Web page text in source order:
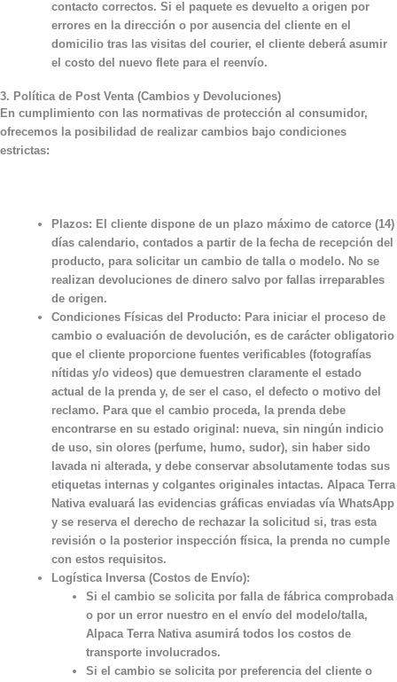
contacto correctos. Si el paquete es devuelto a origen por
errores en la dirección o por ausencia del cliente en el
domicilio tras las visitas del courier, el cliente deberá asumir
el costo del nuevo flete para el reenvío.
3. Política de Post Venta (Cambios y Devoluciones)
En cumplimiento con las normativas de protección al consumidor,
ofrecemos la posibilidad de realizar cambios bajo condiciones
estrictas:
Plazos: El cliente dispone de un plazo máximo decatorce (14)
días calendario, contados a partir de la fecha de recepción del
producto, para solicitar un cambio de talla o modelo. No se
realizan devoluciones de dinero salvo por fallas irreparables
de origen.
Condiciones Físicas del Producto: Para iniciar el proceso de
cambio o evaluación de devolución, es de carácter obligatorio
que el cliente proporcionefuentes verificables (fotografías
nítidas y/o videos) que demuestren claramente el estado
actual de la prenda y, de ser el caso, el defecto o motivo del
reclamo. Para que el cambio proceda, la prenda debe
encontrarse en su estado original: nueva, sin ningún indicio
de uso, sin olores (perfume, humo, sudor), sin haber sido
lavada ni alterada, y debe conservar absolutamente todas sus
etiquetas internas y colgantes originales intactas. Alpaca Terra
Nativa evaluará las evidencias gráficas enviadas vía WhatsApp
y se reserva el derecho de rechazar la solicitud si, tras esta
revisión o la posterior inspección física, la prenda no cumple
con estos requisitos.
Logística Inversa (Costos de Envío):
Si el cambio se solicita porfalla de fábrica comprobada
o por un error nuestro en el envío del modelo/talla,
Alpaca Terra Nativa asumirá todos los costos de
transporte involucrados.
Si el cambio se solicita por preferencia del cliente o